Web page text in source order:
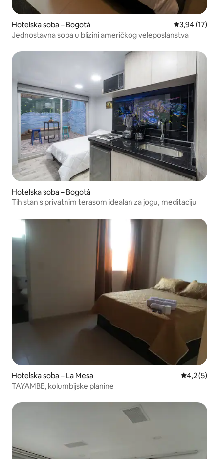
Hotelska soba – Bogotá Prosječna
3,94 (17)
Jednostavna soba u blizini američkog veleposlanstva
Hotelska soba – Bogotá
Tih stan s privatnim terasom idealan za jogu, meditaciju
Hotelska soba – La Mesa Prosječna
4,2 (5)
TAYAMBE, kolumbijske planine